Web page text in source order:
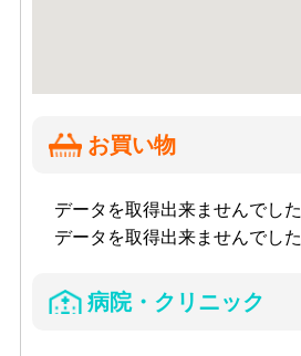
お買い物
データを取得出来ませんでした
データを取得出来ませんでした
病院・クリニック